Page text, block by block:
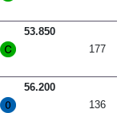
53.850
177
56.200
136